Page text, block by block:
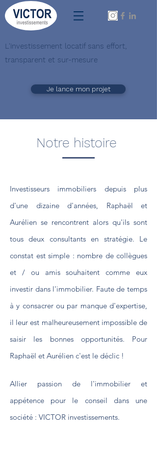
L'investissement locatif sans effort,
transparent et sur-mesure
Je lance mon projet
Notre histoire
Investisseurs immobiliers depuis plus
d'une dizaine d'années, Raphaël et
Aurélien se rencontrent alors qu'ils sont
tous deux consultants en stratégie. Le
constat est simple : nombre de collègues
et / ou amis souhaitent comme eux
investir dans l'immobilier. Faute de temps
à y consacrer ou par manque d'expertise,
il leur est malheureusement impossible de
saisir les bonnes opportunités. Pour
Raphaël et Aurélien c'est le déclic !
Allier passion de l'immobilier et
appétence pour le conseil dans une
société : VICTOR investissements.